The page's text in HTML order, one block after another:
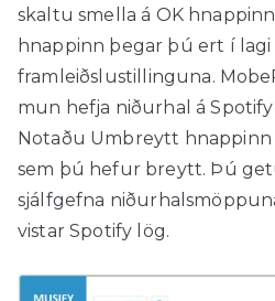
skaltu smella á OK
hnappinn þegar þú ert í lagi
framleiðslustillinguna.
mun hefja niðurhal á
Notaðu Umbreytt hnappinn
sem þú hefur breytt. Þú
sjálfgefna
vistar Spotify lög.